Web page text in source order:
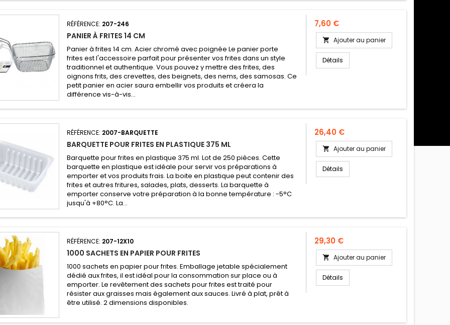
RÉFÉRENCE: 207-246
PANIER À FRITES 14 CM
Panier à frites 14 cm. Acier chromé avec poignée Le panier porte
frites est l'accessoire parfait pour présenter vos frites dans un style
traditionnel et authentique. Vous pouvez y mettre des frites, des
oignons frits, des crevettes, des beignets, des nems, des samosas. Ce
petit panier en acier saura embellir vos produits et créera la
différence vis-à-vis...
Prix
7,60 €
 Ajouter au panier
Détails
RÉFÉRENCE: 2007-BARQUETTE
BARQUETTE POUR FRITES EN PLASTIQUE 375 ML
Barquette pour frites en plastique 375 ml. Lot de 250 pièces. Cette
barquette en plastique est idéale pour servir vos préparations à
emporter et vos produits frais. La boite en plastique peut contenir des
frites et autres fritures, salades, plats, desserts. La barquette à
emporter conserve votre préparation à la bonne température : -5°C
jusqu'à +80°C. La...
Prix
26,40 €
 Ajouter au panier
Détails
RÉFÉRENCE: 207-12X10
1000 SACHETS EN PAPIER POUR FRITES
1000 sachets en papier pour frites. Emballage jetable spécialement
dédié aux frites, il est idéal pour la consommation sur place ou à
emporter. Le revêtement des sachets pour frites est traité pour
résister aux graisses mais également aux sauces. Livré à plat, prêt à
être utilisé. 2 dimensions disponibles.
Prix
29,30 €
 Ajouter au panier
Détails